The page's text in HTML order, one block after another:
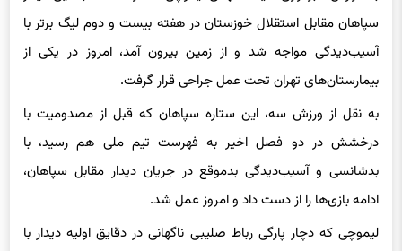
سپاهان مقابل استقلال خوزستان در هفته بیست و دوم لیگ برتر با
آسیب‌دیدگی مواجه شد و از زمین بیرون آمد، امروز در یکی از
بیمارستان‌های تهران تحت عمل جراحی قرار گرفت.
به نقل از ورزش سه، این ستاره سپاهان که قبل از مصدومیت با
درخشش در دو فصل اخیر به فهرست تیم ملی هم رسید، با
بدشانسی و آسیب‌دیدگی بدموقع در جریان دیدار مقابل سپاهان،
ادامه بازی‌ها را از دست داد و امروز عمل شد.
لیموچی که دچار پارگی رباط صلیبی ناگهانی در دقایق اولیه دیدار با